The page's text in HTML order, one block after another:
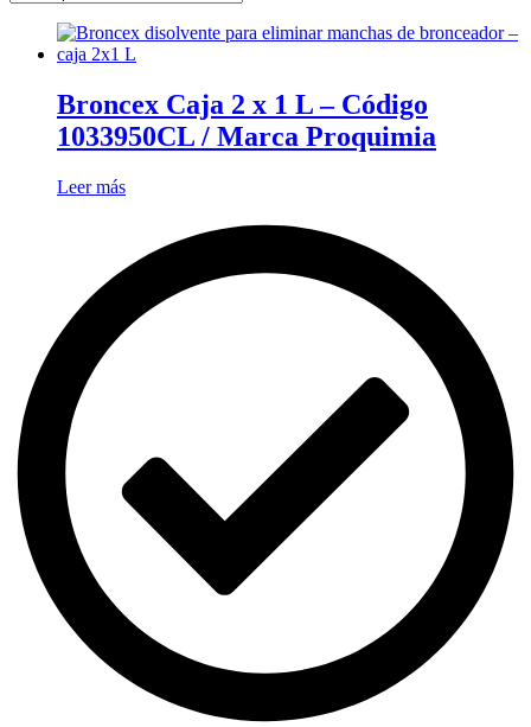
Broncex Caja 2 x 1 L – Código
1033950CL / Marca Proquimia
Leer más